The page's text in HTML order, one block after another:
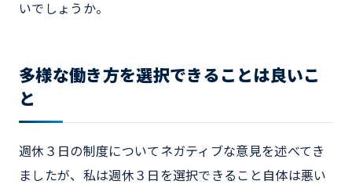
いでしょうか。
多様な働き方を選択できることは良いこ
と
週休３日の制度についてネガティブな意見を述べてき
ましたが、私は週休３日を選択できること自体は悪い